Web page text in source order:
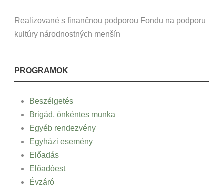
Realizované s finančnou podporou Fondu na podporu
kultúry národnostných menšín
PROGRAMOK
Beszélgetés
Brigád, önkéntes munka
Egyéb rendezvény
Egyházi esemény
Előadás
Előadóest
Évzáró